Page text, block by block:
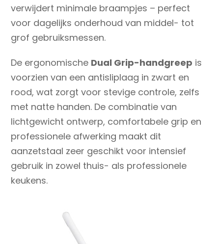
verwijdert minimale braampjes – perfect
voor dagelijks onderhoud van middel- tot
grof gebruiksmessen.
De ergonomische Dual Grip-handgreep is
voorzien van een antisliplaag in zwart en
rood, wat zorgt voor stevige controle, zelfs
met natte handen. De combinatie van
lichtgewicht ontwerp, comfortabele grip en
professionele afwerking maakt dit
aanzetstaal zeer geschikt voor intensief
gebruik in zowel thuis- als professionele
keukens.